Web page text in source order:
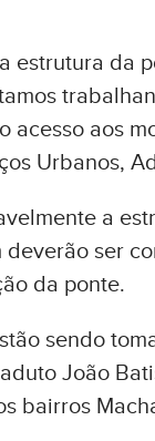
estrutura da
acesso aos
Urbanos,
a
ser
da ponte.
sendo
João
bairros